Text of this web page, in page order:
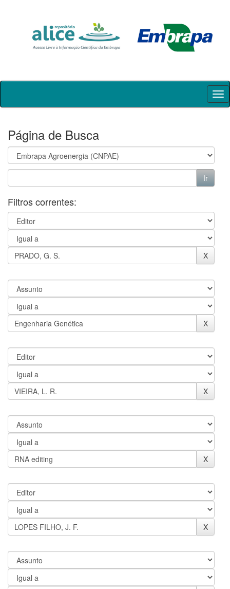
Skip
Página de Busca
Filtros correntes: